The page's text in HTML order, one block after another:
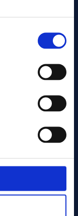
ASTM B574
C-22 Round
25.40 x 660.00
st